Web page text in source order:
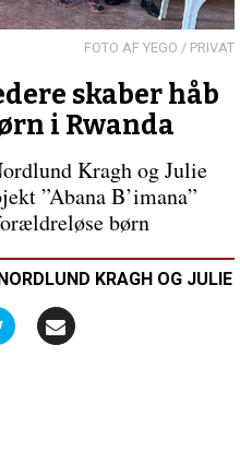
YEGO / PRIVAT
skaber håb
i Rwanda
Kragh og Julie
”Abana B’imana”
børn
KRAGH OG JULIE